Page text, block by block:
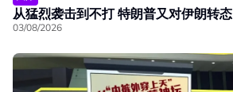
从猛烈袭击到不打 特朗普又对伊朗转态
03/08/2026